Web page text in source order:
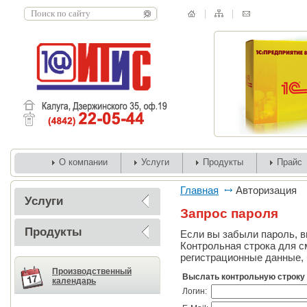
О компании Услуги Продукты Прайс
Услуги
Продукты
Производственный
календарь
Главная Авторизация
Запрос пароля
Если вы забыли пароль,
Контрольная строка для
регистрационные
Выслать контрольную строку
Логин: